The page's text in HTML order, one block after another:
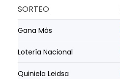
SORTEO
Gana Más
Lotería Nacional
Quiniela Leidsa